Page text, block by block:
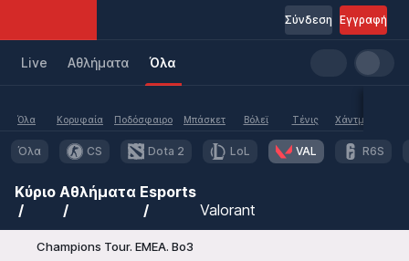
Εγγραφή
Σύνδεση
Live Aθλήματα Όλα
Όλα Κορυφαία Ποδόσφαιρο Μπάσκετ Βόλεϊ Τένις Χάντμπολ
Όλα CS Dota 2 LoL VAL R6S
Κύριο Αθλήματα Esports
Valorant
Champions Tour. EMEA. Bo3